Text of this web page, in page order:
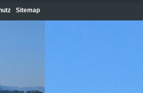
Sitemap